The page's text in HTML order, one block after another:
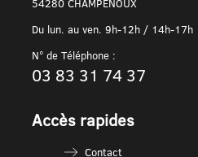
54280 CHAMPENOUX
Du lun. au ven. 9h-12h / 14h-17h
N° de Téléphone :
03 83 31 74 37
Accès rapides
Contact